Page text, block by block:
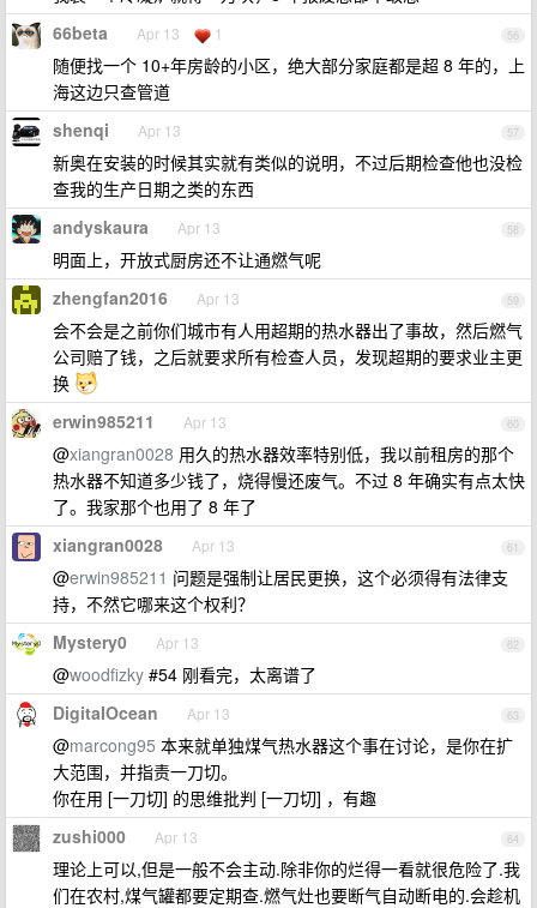
56
66beta Apr 13 1
随便找一个 10+年房龄的小区，绝大部分家庭都是超 8 年的，上
海这边只查管道
57
shenqi Apr 13
新奥在安装的时候其实就有类似的说明，不过后期检查他也没检
查我的生产日期之类的东西
58
andyskaura Apr 13
明面上，开放式厨房还不让通燃气呢
59
zhengfan2016 Apr 13
会不会是之前你们城市有人用超期的热水器出了事故，然后燃气
公司赔了钱，之后就要求所有检查人员，发现超期的要求业主更
换
60
erwin985211 Apr 13
@xiangran0028 用久的热水器效率特别低，我以前租房的那个
热水器不知道多少钱了，烧得慢还废气。不过 8 年确实有点太快
了。我家那个也用了 8 年了
61
xiangran0028 Apr 13
@erwin985211 问题是强制让居民更换，这个必须得有法律支
持，不然它哪来这个权利？
62
Mystery0 Apr 13
@woodfizky #54 刚看完，太离谱了
63
DigitaIOcean Apr 13
@marcong95 本来就单独煤气热水器这个事在讨论，是你在扩
大范围，并指责一刀切。
你在用 [一刀切] 的思维批判 [一刀切] ，有趣
64
zushi000 Apr 13
理论上可以,但是一般不会主动.除非你的烂得一看就很危险了.我
们在农村,煤气罐都要定期查.燃气灶也要断气自动断电的.会趁机